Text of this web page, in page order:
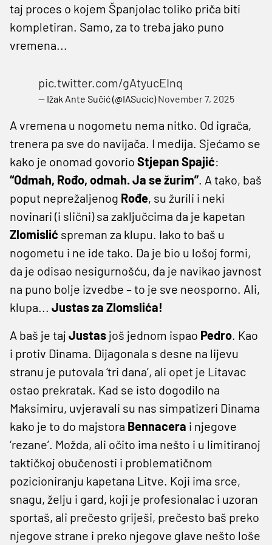
taj proces o kojem Španjolac toliko priča biti
kompletiran. Samo, za to treba jako puno
vremena...
pic.twitter.com/gAtyucEInq
— Ižak Ante Sučić (@IASucic)November 7, 2025
A vremena u nogometu nema nitko. Od igrača,
trenera pa sve do navijača. I medija. Sjećamo se
kako je onomad govorio Stjepan Spajić:
“Odmah, Rođo, odmah. Ja se žurim” . A tako, baš
poput neprežaljenog Rođe, su žurili i neki
novinari (i slični) sa zaključcima da je kapetan
Zlomislić spreman za klupu. Iako to baš u
nogometu i ne ide tako. Da je bio u lošoj formi,
da je odisao nesigurnošću, da je navikao javnost
na puno bolje izvedbe – to je sve neosporno. Ali,
klupa... Justas za Zlomslića!
A baš je taj Justas još jednom ispao Pedro . Kao
i protiv Dinama. Dijagonala s desne na lijevu
stranu je putovala ‘tri dana’, ali opet je Litavac
ostao prekratak. Kad se isto dogodilo na
Maksimiru, uvjeravali su nas simpatizeri Dinama
kako je to do majstora Bennacera i njegove
‘rezane’. Možda, ali očito ima nešto i u limitiranoj
taktičkoj obučenosti i problematičnom
pozicioniranju kapetana Litve. Koji ima srce,
snagu, želju i gard, koji je profesionalac i uzoran
sportaš, ali prečesto griješi, prečesto baš preko
njegove strane i preko njegove glave nešto loše